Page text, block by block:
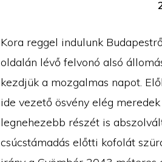
Kora reggel indulunk
oldalán lévő felvonó alsó
kezdjük a mozgalmas napot.
ide vezető ösvény elég
legnehezebb részét is
csúcstámadás előtti kofolát